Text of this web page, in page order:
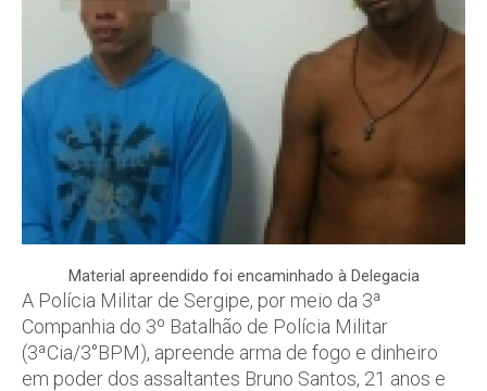
Material apreendido foi encaminhado à Delegacia
A Polícia Militar de Sergipe, por meio da 3ª
Companhia do 3º Batalhão de Polícia Militar
(3ªCia/3°BPM), apreende arma de fogo e dinheiro
em poder dos assaltantes Bruno Santos, 21 anos e